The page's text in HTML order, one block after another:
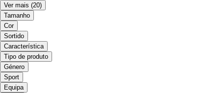
Ver mais (20)
Tamanho
Cor
Sortido
Característica
Tipo de produto
Género
Sport
Equipa